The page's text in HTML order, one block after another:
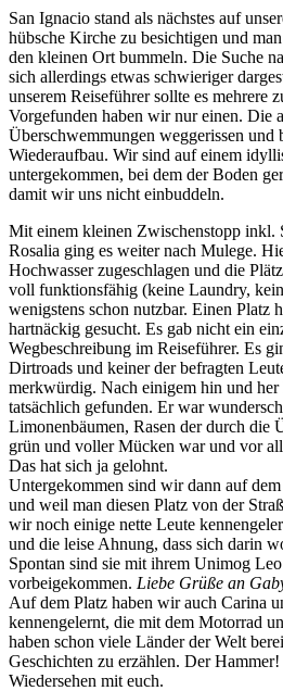
San Ignacio stand als nächstes auf
hübsche Kirche zu besichtigen und
den kleinen Ort bummeln. Die Suche
sich allerdings etwas schwieriger
unserem Reiseführer sollte es mehrere
Vorgefunden haben wir nur einen. Die
Überschwemmungen weggerissen und
Wiederaufbau. Wir sind auf einem
untergekommen, bei dem der Boden
damit wir uns nicht einbuddeln.
Mit einem kleinen Zwischenstopp inkl.
Rosalia ging es weiter nach Mulege.
Hochwasser zugeschlagen und die
voll funktionsfähig (keine Laundry,
wenigstens schon nutzbar. Einen Platz
hartnäckig gesucht. Es gab nicht ein
Wegbeschreibung im Reiseführer. Es
Dirtroads und keiner der befragten
merkwürdig. Nach einigem hin und
tatsächlich gefunden. Er war
Limonenbäumen, Rasen der durch die
grün und voller Mücken war und vor
Das hat sich ja gelohnt.
Untergekommen sind wir dann auf
und weil man diesen Platz von der
wir noch einige nette Leute
und die leise Ahnung, dass sich darin
Spontan sind sie mit ihrem Unimog
vorbeigekommen. Liebe Grüße an
Auf dem Platz haben wir auch Carina
kennengelernt, die mit dem Motorrad
haben schon viele Länder der Welt
Geschichten zu erzählen. Der
Wiedersehen mit euch.